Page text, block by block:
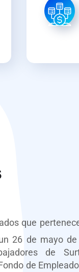
que
26 de mayo
de
de